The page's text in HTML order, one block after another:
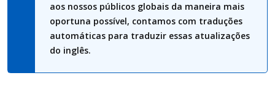
aos nossos públicos globais da maneira mais
oportuna possível, contamos com traduções
automáticas para traduzir essas atualizações
do inglês.